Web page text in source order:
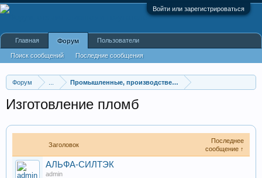
Войти или зарегистрироваться
Форум Промышленные, производственные и перерабатывающие
Изготовление пломб
Заголовок
Последнее
сообщение ↑
АЛЬФА-СИЛТЭК
admin
Главная Форум
Поиск сообщений Последние сообщения
Пользователи